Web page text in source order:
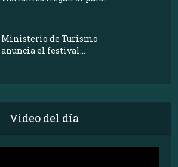
Ministerio de Turismo
anuncia el festival...
Video del día